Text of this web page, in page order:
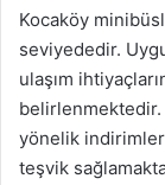
Kocaköy
seviyededir.
ulaşım
yönelik
teşvik